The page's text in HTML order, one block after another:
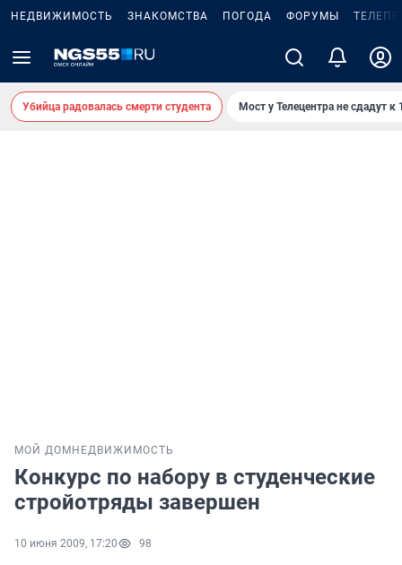
НЕДВИЖИМОСТЬ ЗНАКОМСТВА ПОГОДА ФОРУМЫ
Убийца радовалась смерти студента Мост у Телецентра не сдадут к
МОЙ ДОМ НЕДВИЖИМОСТЬ
Конкурс по набору в студенческие
стройотряды завершен
10 июня 2009, 17:20 98